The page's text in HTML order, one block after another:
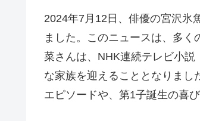
2024年7月12日、俳優の宮沢氷
ました。このニュースは、多
菜さんは、NHK連続テレビ小
な家族を迎えることとなりまし
エピソードや、第1子誕生の喜